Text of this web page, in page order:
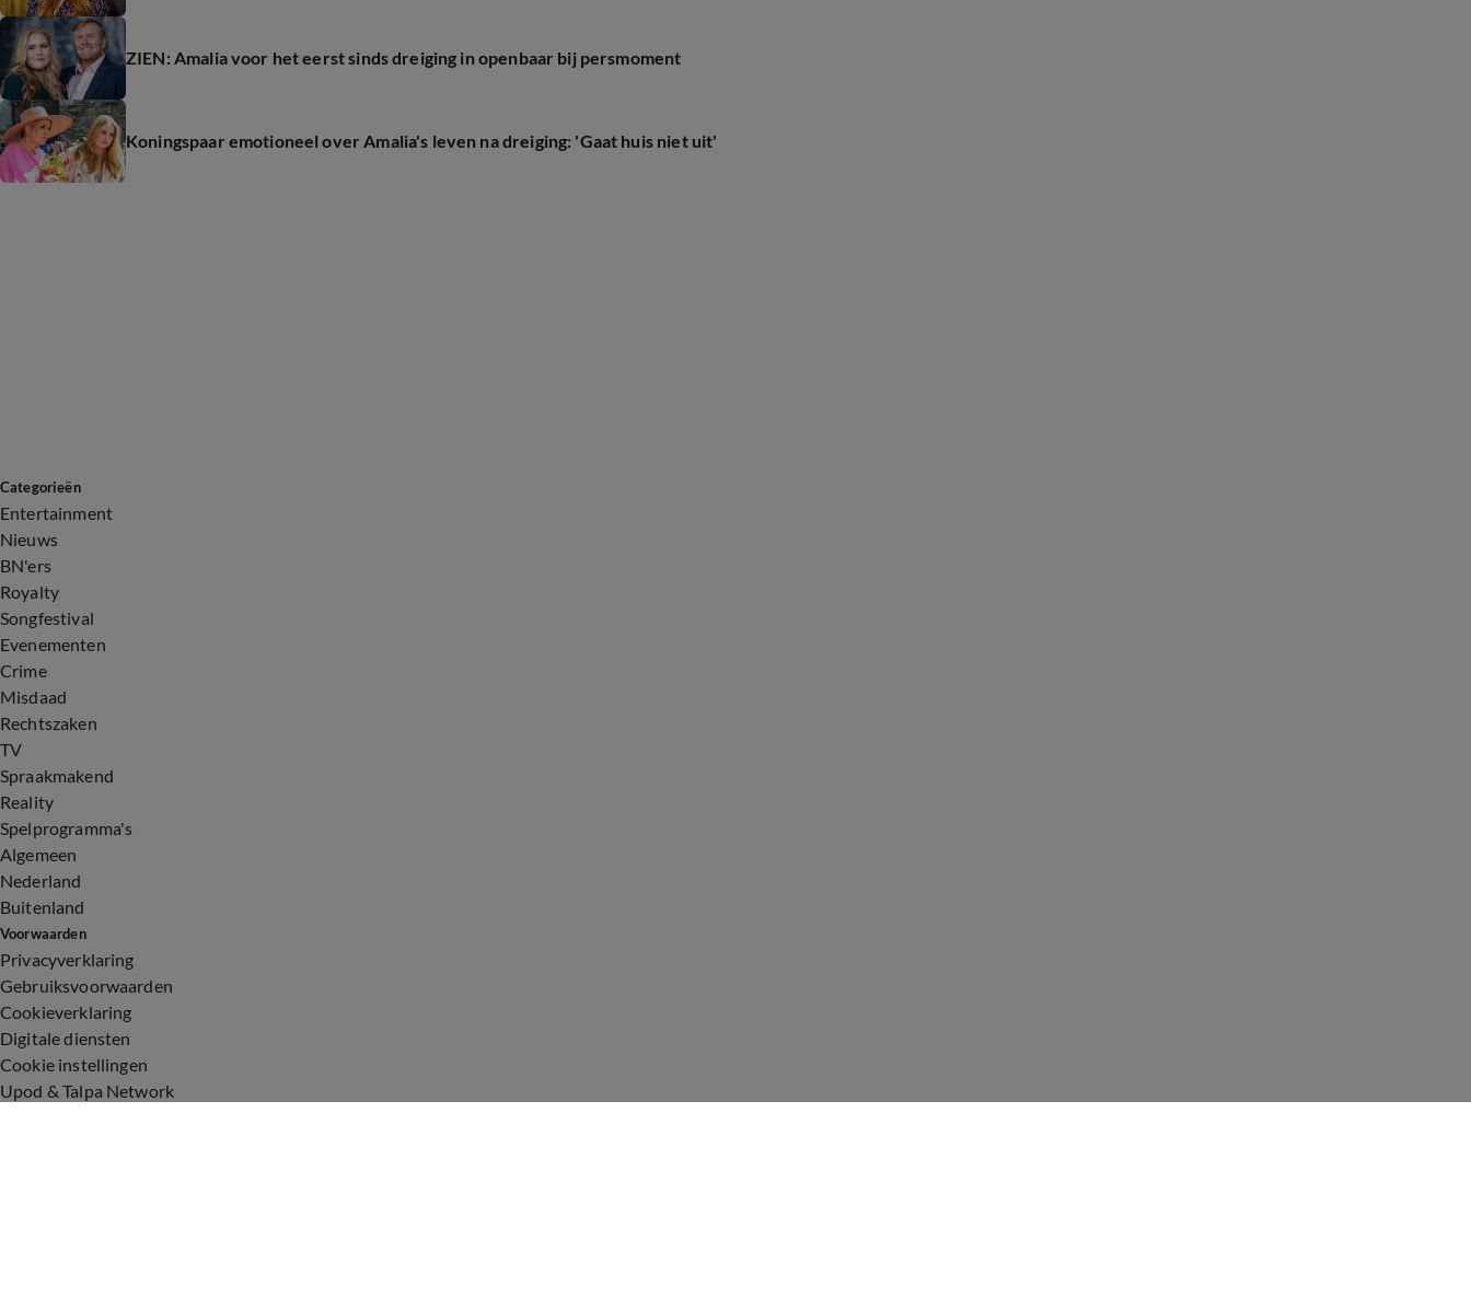
ZIEN: Amalia voor het eerst sinds dreiging in openbaar bij persmoment
Koningspaar emotioneel over Amalia's leven na dreiging: 'Gaat huis niet uit'
Categorieën
Entertainment
Nieuws
BN'ers
Royalty
Songfestival
Evenementen
Crime
Misdaad
Rechtszaken
TV
Spraakmakend
Reality
Spelprogramma's
Algemeen
Nederland
Buitenland
Voorwaarden
Privacyverklaring
Gebruiksvoorwaarden
Cookieverklaring
Digitale diensten
Cookie instellingen
Upod & Talpa Network